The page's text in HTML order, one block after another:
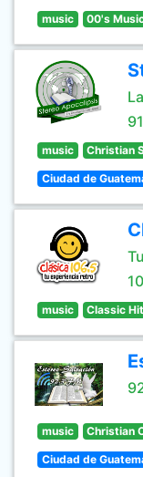
music 00's
music Christian
Ciudad de
music Classic
music Christian
Ciudad de